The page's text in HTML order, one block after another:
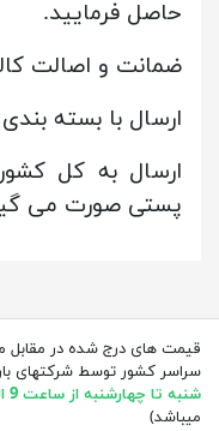
حاصل فرمایید.
ضمانت و اصالت
ارسال با بسته
ارسال به کل
پستی صورت می
قیمت های درج شده در مقابل
سراسر کشور توسط شرکتهای
شنبه تا چهارشنبه از ساعت 9 الی 17
میباشد)